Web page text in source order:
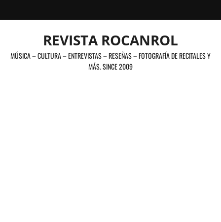
al
REVISTA ROCANROL
MÚSICA – CULTURA – ENTREVISTAS – RESEÑAS – FOTOGRAFÍA DE RECITALES Y
MÁS. SINCE 2009